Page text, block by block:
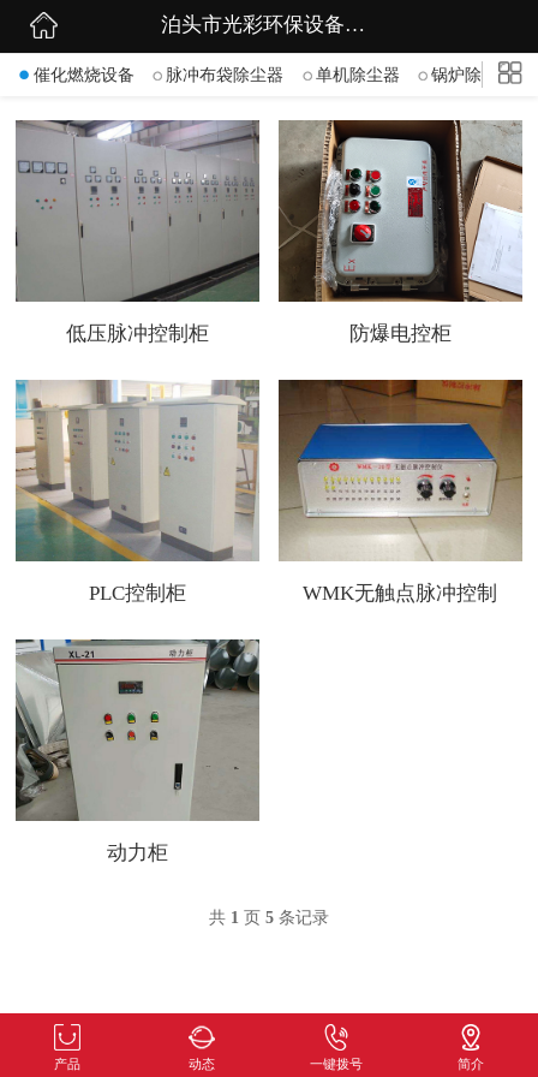
网站首页
产品展示
联系我们
泊头市光彩环保设备有限公司
催化燃烧设备 脉冲布袋除尘器 单机除尘器 锅炉除尘器
低压脉冲控制柜 防爆电控柜
PLC控制柜 WMK无触点脉冲控制
动力柜
共 1 页 5条记录
产品 动态 一键拨号 简介